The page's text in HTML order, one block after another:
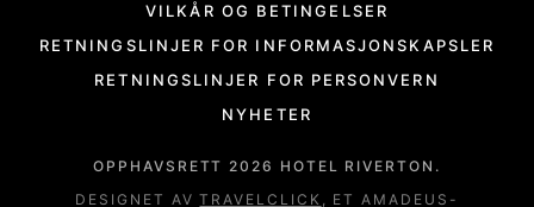
VILKÅR OG BETINGELSER
RETNINGSLINJER FOR INFORMASJONSKAPSLER
RETNINGSLINJER FOR PERSONVERN
NYHETER
OPPHAVSRETT2026 HOTEL RIVERTON.
DESIGNET AVTRAVELCLICK , ET AMADEUS-